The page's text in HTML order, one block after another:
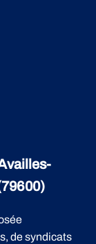
de syndicats